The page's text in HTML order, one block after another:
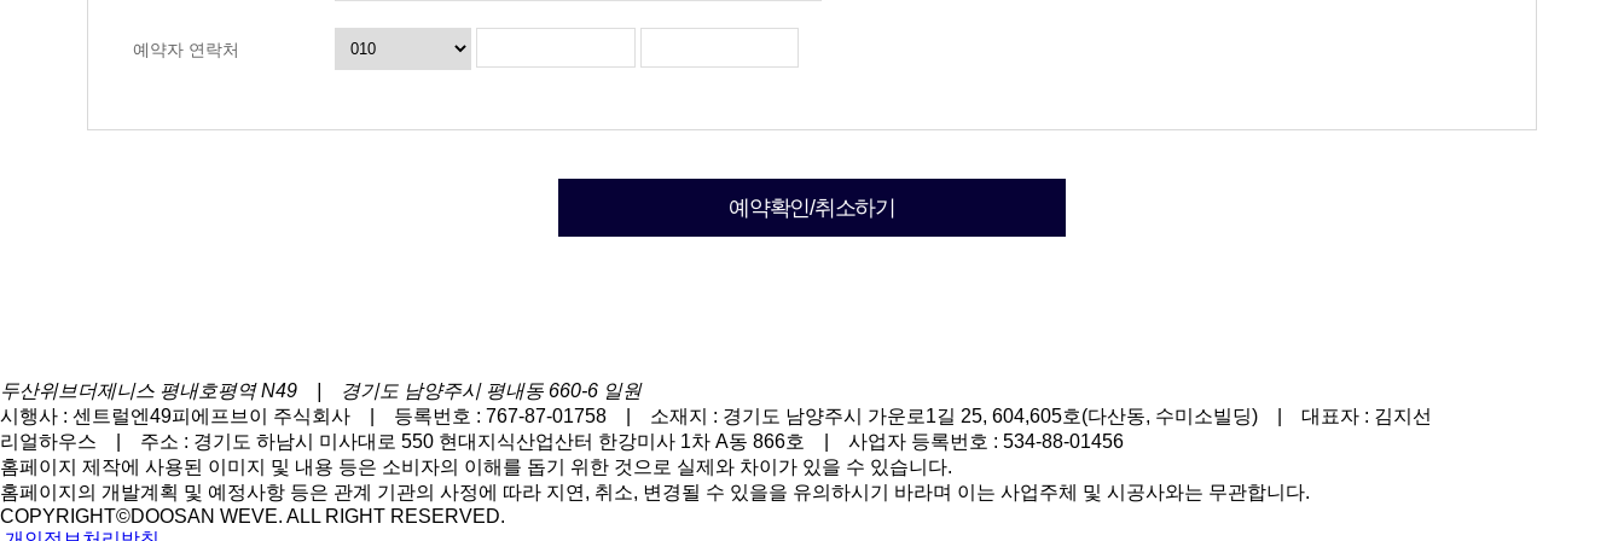
예약자 연락처
예약확인/취소하기
두산위브더제니스 평내호평역 N49 | 경기도 남양주시 평내동 660-6 일원
시행사 : 센트럴엔49피에프브이 주식회사 | 등록번호 : 767-87-01758 | 소재지 : 경기도 남양주시 가운로1길 25, 604,605호(다산동, 수미소빌딩) | 대표자 : 김지선
리얼하우스 | 주소 : 경기도 하남시 미사대로 550 현대지식산업산터 한강미사 1차 A동 866호 | 사업자 등록번호 : 534-88-01456
홈페이지 제작에 사용된 이미지 및 내용 등은 소비자의 이해를 돕기 위한 것으로 실제와 차이가 있을 수 있습니다.
홈페이지의 개발계획 및 예정사항 등은 관계 기관의 사정에 따라 지연, 취소, 변경될 수 있을을 유의하시기 바라며 이는 사업주체 및 시공사와는 무관합니다.
COPYRIGHT©DOOSAN WEVE. ALL RIGHT RESERVED.